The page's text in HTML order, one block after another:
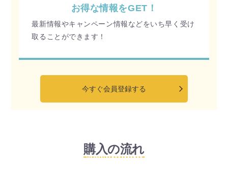
お得な情報をGET！
最新情報やキャンペーン情報などをいち早く受け
取ることができます！
今すぐ会員登録する
購入の流れ